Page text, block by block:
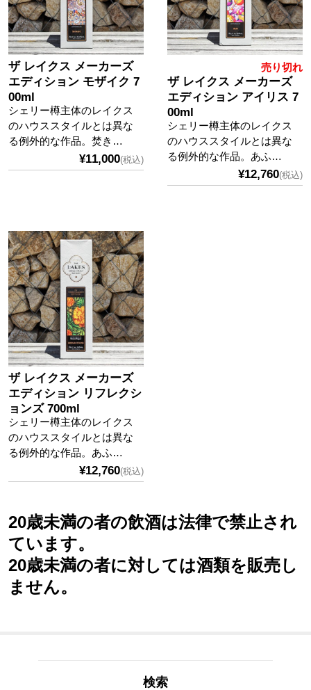
ザ レイクス メーカーズ
エディション モザイク 7
00ml
シェリー樽主体のレイクス
のハウススタイルとは異な
る例外的な作品。焚き…
¥11,000(税込)
売り切れ
ザ レイクス メーカーズ
エディション アイリス 7
00ml
シェリー樽主体のレイクス
のハウススタイルとは異な
る例外的な作品。あふ…
¥12,760(税込)
ザ レイクス メーカーズ
エディション リフレクシ
ョンズ 700ml
シェリー樽主体のレイクス
のハウススタイルとは異な
る例外的な作品。あふ…
¥12,760(税込)
20歳未満の者の飲酒は法律で禁止され
ています。
20歳未満の者に対しては酒類を販売し
ません。
検索